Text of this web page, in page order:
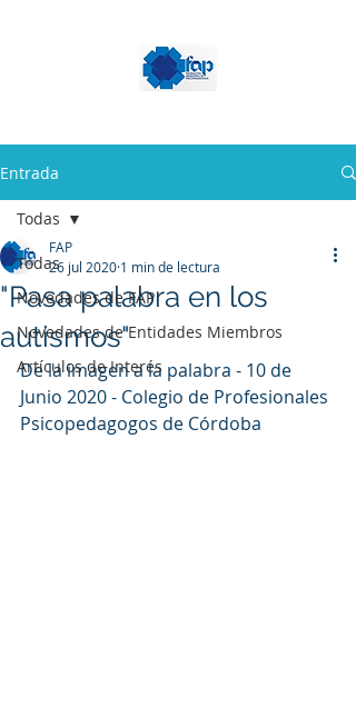
Entrada
Todas
Novedades de FAP
Novedades de Entidades Miembros
Artículos de Interés
Todas
"Pasa palabra en los
autismos"
FAP
26 jul 2020 1 min de lectura
De la imagen a la palabra - 10 de
Junio 2020 - Colegio de Profesionales
Psicopedagogos de Córdoba